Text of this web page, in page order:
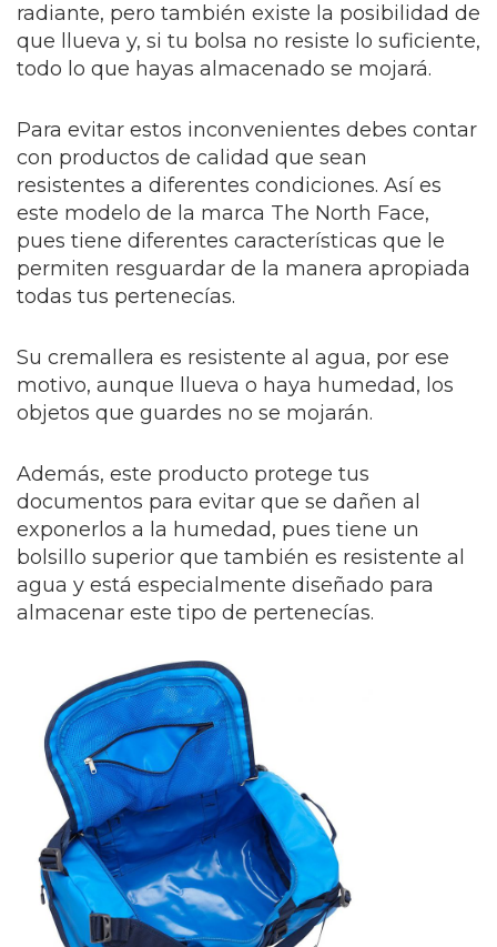
radiante, pero también existe la posibilidad de
que llueva y, si tu bolsa no resiste lo suficiente,
todo lo que hayas almacenado se mojará.
Para evitar estos inconvenientes debes contar
con productos de calidad que sean
resistentes a diferentes condiciones. Así es
este modelo de la marca The North Face,
pues tiene diferentes características que le
permiten resguardar de la manera apropiada
todas tus pertenecías.
Su cremallera es resistente al agua, por ese
motivo, aunque llueva o haya humedad, los
objetos que guardes no se mojarán.
Además, este producto protege tus
documentos para evitar que se dañen al
exponerlos a la humedad, pues tiene un
bolsillo superior que también es resistente al
agua y está especialmente diseñado para
almacenar este tipo de pertenecías.